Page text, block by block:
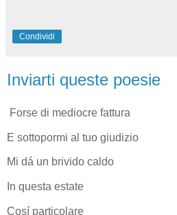
Condividi
Inviarti queste poesie
Forse di mediocre fattura
E sottopormi al tuo giudizio
Mi dá un brivido caldo
In questa estate
Cosí particolare